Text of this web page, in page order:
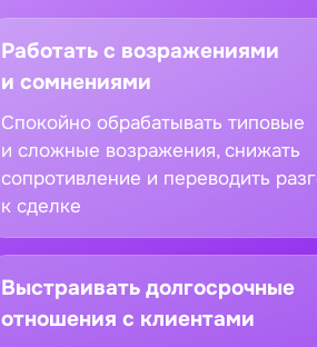
Работать с возражениями
и сомнениями
Спокойно обрабатывать типовые
и сложные возражения, снижать
сопротивление и переводить
к сделке
Выстраивать долгосрочные
отношения с клиентами